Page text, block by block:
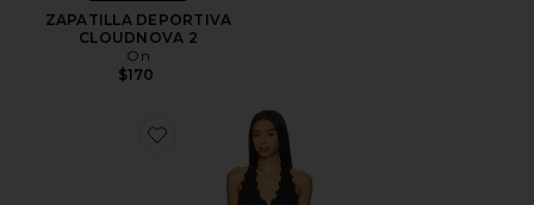
ZAPATILLA DEPORTIVA
CLOUDNOVA 2
On
$170
Favorite VESTIDO STARS ALIGN